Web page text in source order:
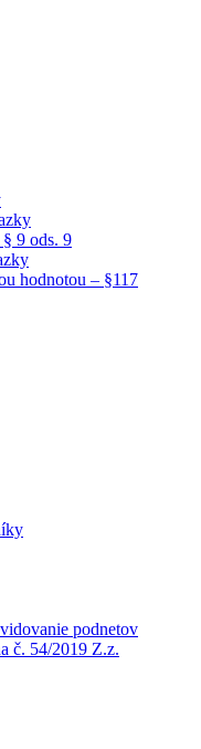
9 ods. 9
hodnotou – §117
podnetov
č. 54/2019 Z.z.